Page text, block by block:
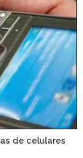
de celulares